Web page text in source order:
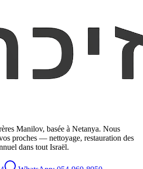
Manilov, basée à Netanya. Nous
proches — nettoyage, restauration des
dans tout Israël.